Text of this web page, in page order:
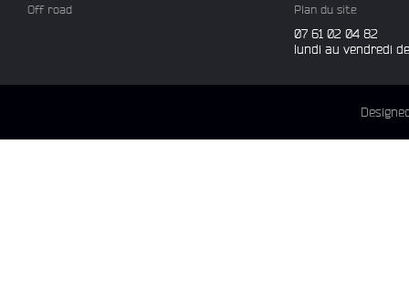
Off road
Plan du site
07 61 02 04 82
lundi au vendredi